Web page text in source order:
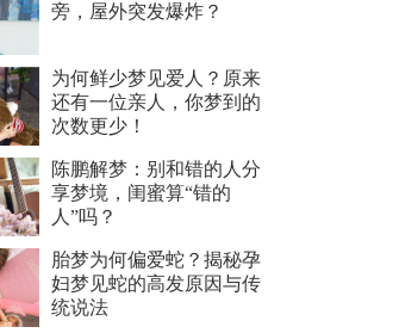
旁，屋外突发爆炸？
为何鲜少梦见爱人？原来
还有一位亲人，你梦到的
次数更少！
陈鹏解梦：别和错的人分
享梦境，闺蜜算“错的
人”吗？
胎梦为何偏爱蛇？揭秘孕
妇梦见蛇的高发原因与传
统说法